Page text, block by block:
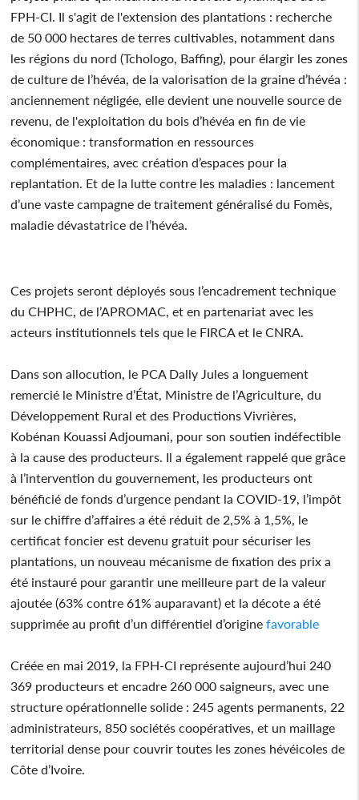
FPH-CI. Il s'agit de l'extension des plantations : recherche
de 50 000 hectares de terres cultivables, notamment dans
les régions du nord (Tchologo, Baffing), pour élargir les zones
de culture de l’hévéa, de la valorisation de la graine d’hévéa :
anciennement négligée, elle devient une nouvelle source de
revenu, de l'exploitation du bois d’hévéa en fin de vie
économique : transformation en ressources
complémentaires, avec création d’espaces pour la
replantation. Et de la lutte contre les maladies : lancement
d’une vaste campagne de traitement généralisé du Fomès,
maladie dévastatrice de l’hévéa.
Ces projets seront déployés sous l’encadrement technique
du CHPHC, de l’APROMAC, et en partenariat avec les
acteurs institutionnels tels que le FIRCA et le CNRA.
Dans son allocution, le PCA Dally Jules a longuement
remercié le Ministre d’État, Ministre de l’Agriculture, du
Développement Rural et des Productions Vivrières,
Kobénan Kouassi Adjoumani, pour son soutien indéfectible
à la cause des producteurs. Il a également rappelé que grâce
à l’intervention du gouvernement, les producteurs ont
bénéficié de fonds d’urgence pendant la COVID-19, l’impôt
sur le chiffre d’affaires a été réduit de 2,5% à 1,5%, le
certificat foncier est devenu gratuit pour sécuriser les
plantations, un nouveau mécanisme de fixation des prix a
été instauré pour garantir une meilleure part de la valeur
ajoutée (63% contre 61% auparavant) et la décote a été
supprimée au profit d’un différentiel d’origine favorable
Créée en mai 2019, la FPH-CI représente aujourd’hui 240
369 producteurs et encadre 260 000 saigneurs, avec une
structure opérationnelle solide : 245 agents permanents, 22
administrateurs, 850 sociétés coopératives, et un maillage
territorial dense pour couvrir toutes les zones hévéicoles de
Côte d’Ivoire.